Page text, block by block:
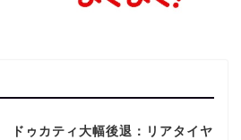
ドゥカティ大幅後退：リアタイヤ